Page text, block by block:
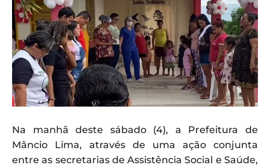
Na manhã deste sábado (4), a Prefeitura de
Mâncio Lima, através de uma ação conjunta
entre as secretarias de Assistência Social e Saúde,